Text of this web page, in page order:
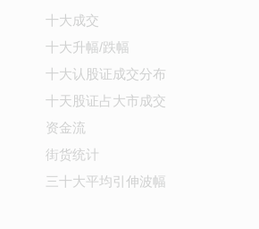
十大成交
十大升幅/跌幅
十大认股证成交分布
十天股证占大市成交
资金流
街货统计
三十大平均引伸波幅